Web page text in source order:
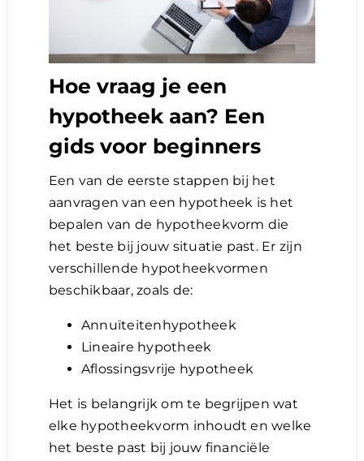
Hoe vraag je een
hypotheek aan? Een
gids voor beginners
Een van de eerste stappen bij het
aanvragen van een hypotheek is het
bepalen van de hypotheekvorm die
het beste bij jouw situatie past. Er zijn
verschillende hypotheekvormen
beschikbaar, zoals de:
Annuïteitenhypotheek
Lineaire hypotheek
Aflossingsvrije hypotheek
Het is belangrijk om te begrijpen wat
elke hypotheekvorm inhoudt en welke
het beste past bij jouw financiële